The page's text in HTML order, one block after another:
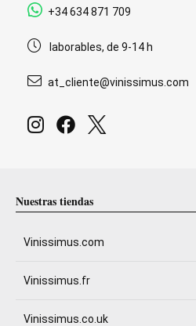
+34 634 871 709
laborables, de 9-14 h
at_cliente@vinissimus.com
Nuestras tiendas
Vinissimus.com
Vinissimus.fr
Vinissimus.co.uk